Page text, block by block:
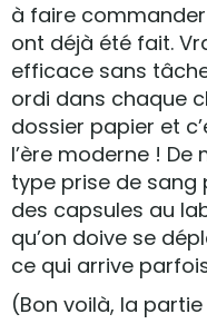
à faire
ont déjà été fait.
efficace sans
ordi dans chaque
dossier papier et
l’ère moderne !
type prise de sang
des capsules au
qu’on doive se
ce qui arrive
(Bon voilà, la